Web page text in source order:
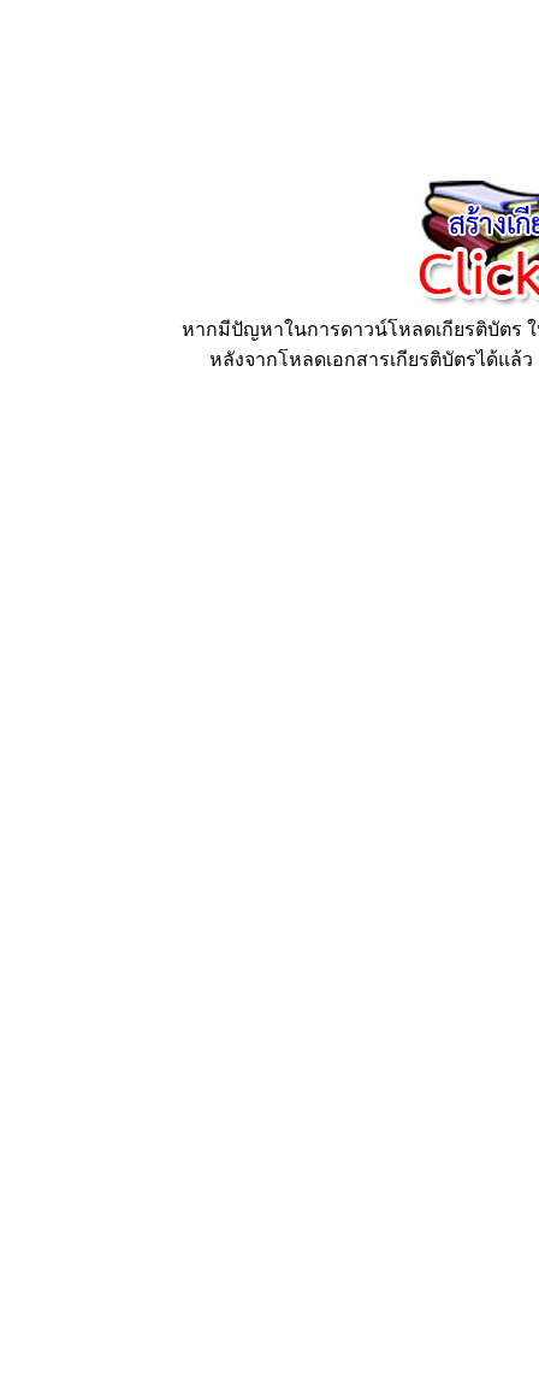
หากมีปัญหาในการดาวน์โหลดเกียรติบัตร
หลังจากโหลดเอกสารเกียรติบัตรได้แล้